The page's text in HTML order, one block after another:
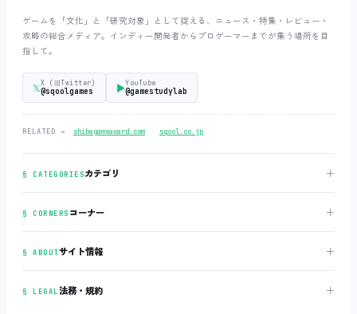
ゲームを「文化」と「研究対象」として捉える、ニュース・特集・レビュー・
攻略の総合メディア。インディー開発者からプロゲーマーまでが集う場所を目
指して。
𝕏X (旧Twitter)
@sqoolgames ▶YouTube
@gamestudylab
RELATED → shibagameaward.com ‧ sqool.co.jp
§ CATEGORIESカテゴリ ＋
§ CORNERS コーナー ＋
§ ABOUTサイト情報 ＋
§ LEGAL法務・規約 ＋